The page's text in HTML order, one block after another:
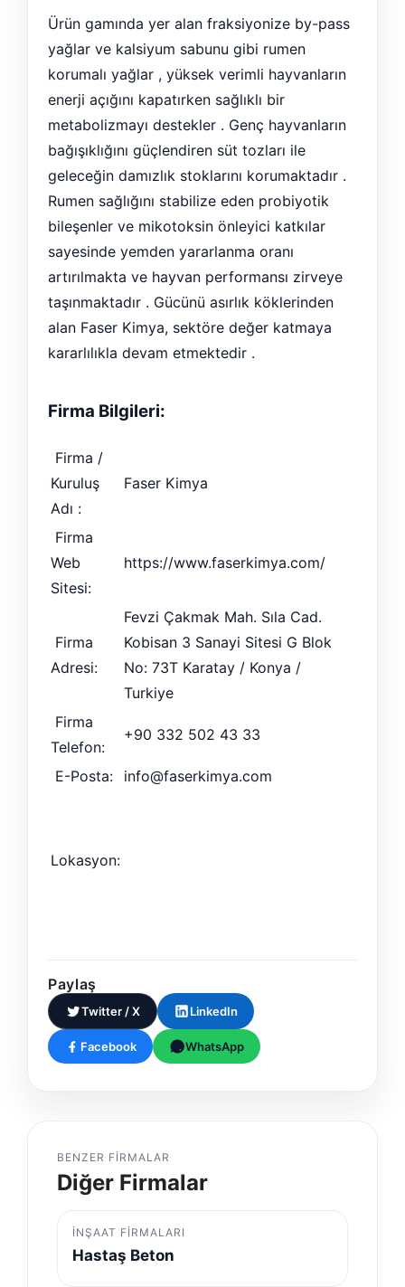
Ürün gamında yer alan fraksiyonize by-pass
yağlar ve kalsiyum sabunu gibi rumen
korumalı yağlar , yüksek verimli hayvanların
enerji açığını kapatırken sağlıklı bir
metabolizmayı destekler . Genç hayvanların
bağışıklığını güçlendiren süt tozları ile
geleceğin damızlık stoklarını korumaktadır .
Rumen sağlığını stabilize eden probiyotik
bileşenler ve mikotoksin önleyici katkılar
sayesinde yemden yararlanma oranı
artırılmakta ve hayvan performansı zirveye
taşınmaktadır . Gücünü asırlık köklerinden
alan Faser Kimya, sektöre değer katmaya
kararlılıkla devam etmektedir .
Firma Bilgileri:
Firma /
Kuruluş
Adı :
Faser Kimya
Firma
Web
Sitesi:
https://www.faserkimya.com/
Firma
Adresi:
Fevzi Çakmak Mah. Sıla Cad.
Kobisan 3 Sanayi Sitesi G Blok
No: 73T Karatay / Konya /
Turkiye
Firma
Telefon:
+90 332 502 43 33
E-Posta: info@faserkimya.com
Lokasyon:
Paylaş
Twitter / X LinkedIn
Facebook WhatsApp
BENZER FIRMALAR
Diğer Firmalar
İNŞAAT FIRMALARI
Hastaş Beton